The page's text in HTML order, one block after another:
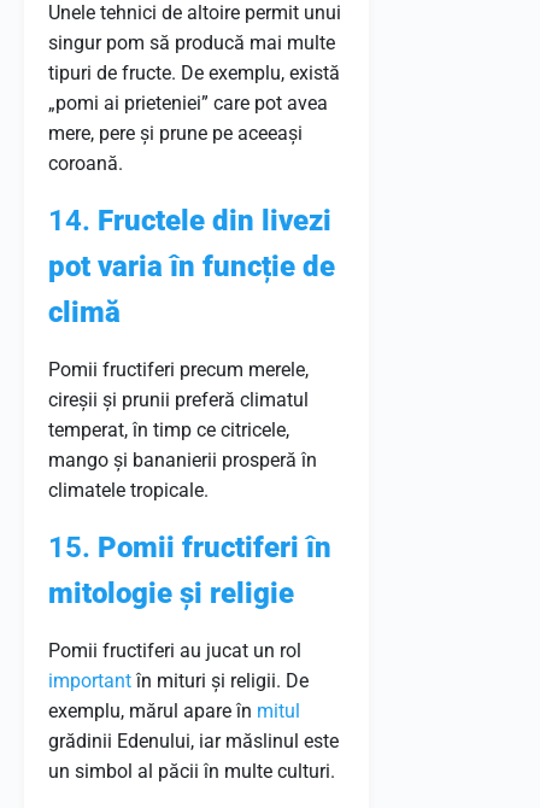
Unele tehnici de altoire permit unui
singur pom să producă mai multe
tipuri de fructe. De exemplu, există
„pomi ai prieteniei” care pot avea
mere, pere și prune pe aceeași
coroană.
14. Fructele din livezi
pot varia în funcție de
climă
Pomii fructiferi precum merele,
cireșii și prunii preferă climatul
temperat, în timp ce citricele,
mango și bananierii prosperă în
climatele tropicale.
15. Pomii fructiferi în
mitologie și religie
Pomii fructiferi au jucat un rol
importantîn mituri și religii. De
exemplu, mărul apare în mitul
grădinii Edenului, iar măslinul este
un simbol al păcii în multe culturi.